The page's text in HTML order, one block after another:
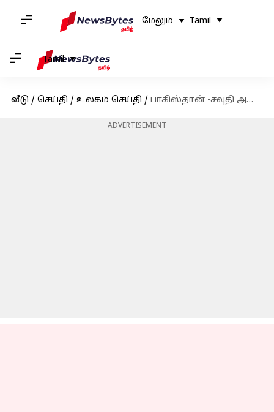
மேலும் Tamil
Tamil
வீடு / செய்தி / உலகம் செய்தி / பாகிஸ்தான் -சவுதி அரேபியா முக்கிய பாதுகாப்பு ஒப்பந்தத்தில் கையெழுத்து: 'ஒருவர் மீதான தாக்குதல் இருவருக்கும் எதிரான ஆக்கிரமிப்பு'
ADVERTISEMENT